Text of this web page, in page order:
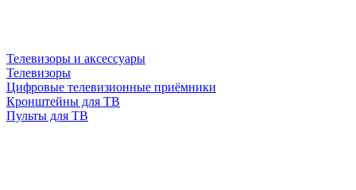
Телевизоры и аксессуары
Телевизоры
Цифровые телевизионные приёмники
Кронштейны для ТВ
Пульты для ТВ